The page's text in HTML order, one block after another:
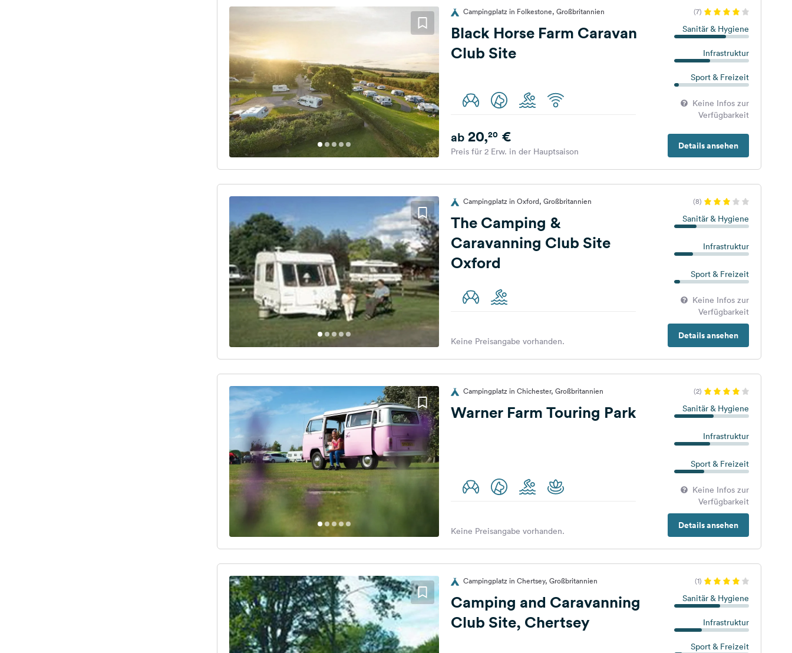
Campingplatz in Folkestone, Großbritannien (7)
Black Horse Farm Caravan
Club Site
Sanitär & Hygiene
Infrastruktur
Sport & Freizeit
Keine Infos zur
Verfügbarkeit
Details ansehen
ab20,20€
Preis für 2 Erw. in der Hauptsaison
Campingplatz in Oxford, Großbritannien (8)
The Camping &
Caravanning Club Site
Oxford
Sanitär & Hygiene
Infrastruktur
Sport & Freizeit
Keine Infos zur
Verfügbarkeit
Details ansehen
Keine Preisangabe vorhanden.
Campingplatz in Chichester, Großbritannien (2)
Warner Farm Touring Park Sanitär & Hygiene
Infrastruktur
Sport & Freizeit
Keine Infos zur
Verfügbarkeit
Details ansehen
Keine Preisangabe vorhanden.
Campingplatz in Chertsey, Großbritannien (1)
Camping and Caravanning
Club Site, Chertsey
Sanitär & Hygiene
Infrastruktur
Sport & Freizeit